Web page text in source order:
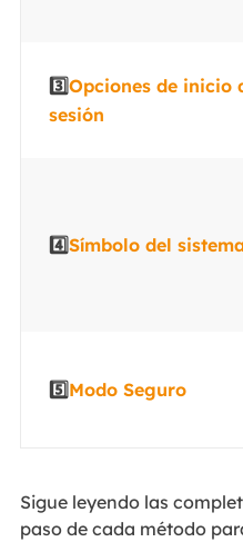
3️⃣Opciones de inicio
sesión
4️⃣Símbolo del
5️⃣Modo Seguro
Sigue leyendo las
paso de cada método